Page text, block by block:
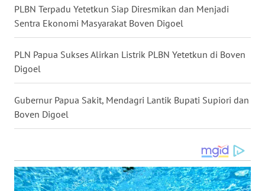
PLBN Terpadu Yetetkun Siap Diresmikan dan Menjadi
Sentra Ekonomi Masyarakat Boven Digoel
PLN Papua Sukses Alirkan Listrik PLBN Yetetkun di Boven
Digoel
Gubernur Papua Sakit, Mendagri Lantik Bupati Supiori dan
Boven Digoel
WN
SULSEL
WN
GORONTALO
WN
MALUKU